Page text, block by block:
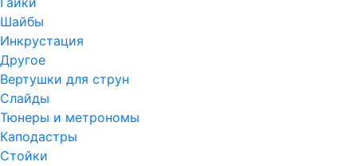
Шайбы
Инкрустация
Другое
Вертушки для струн
Слайды
Тюнеры и метрономы
Каподастры
Стойки